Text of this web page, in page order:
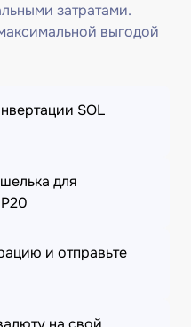
затратами.
выгодой
SOL
для
и отправьте